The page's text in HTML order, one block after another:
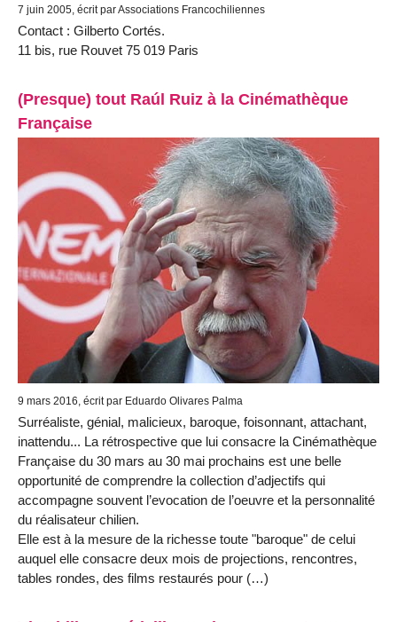
7 juin 2005, écrit par Associations Francochiliennes
Contact : Gilberto Cortés.
11 bis, rue Rouvet 75 019 Paris
(Presque) tout Raúl Ruiz à la Cinémathèque
Française
9 mars 2016, écrit par Eduardo Olivares Palma
Surréaliste, génial, malicieux, baroque, foisonnant, attachant,
inattendu... La rétrospective que lui consacre la Cinémathèque
Française du 30 mars au 30 mai prochains est une belle
opportunité de comprendre la collection d’adjectifs qui
accompagne souvent l’evocation de l’oeuvre et la personnalité
du réalisateur chilien.
Elle est à la mesure de la richesse toute "baroque" de celui
auquel elle consacre deux mois de projections, rencontres,
tables rondes, des films restaurés pour (…)